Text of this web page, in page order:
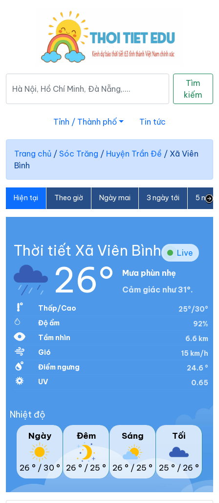
Tìm
kiếm
Tỉnh / Thành phố Tin tức
Trang chủ / Sóc Trăng / Huyện Trần Đề / Xã Viên
Bình
Hiện tại Theo giờ Ngày mai 3 ngày tới 5
Thời tiết Xã Viên Bình Live
26°
Mưa phùn nhẹ
Cảm giác như 31°.
Thấp/Cao
25°/30°
Độ ẩm
92%
Tầm nhìn
6.6 km
Gió
15 km/h
Điểm ngưng
24.6 °
UV
0.65
Nhiệt độ
Ngày
26 ° / 30 °
Đêm
26 ° / 25 °
Sáng
26 ° / 25 °
Tối
25 ° / 26 °